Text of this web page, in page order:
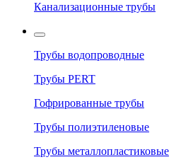
Канализационные трубы
Трубы водопроводные
Трубы PERT
Гофрированные трубы
Трубы полиэтиленовые
Трубы металлопластиковые